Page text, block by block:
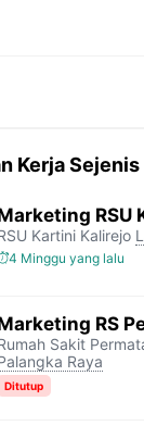
Kerja Sejenis
RSU
Kartini Kalirejo
4 Minggu yang lalu
RS
Sakit
Raya
Ditutup